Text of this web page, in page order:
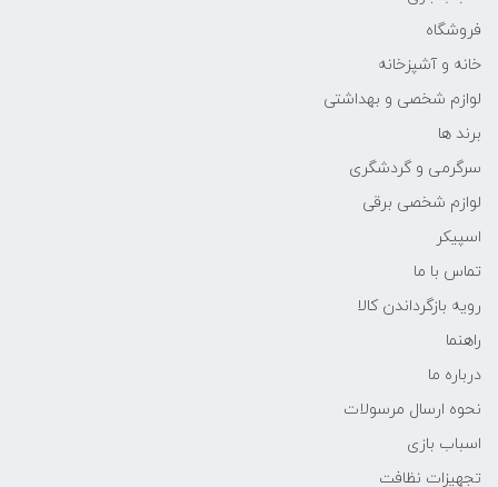
فروشگاه
خانه و آشپزخانه
لوازم شخصی و بهداشتی
برند ها
سرگرمی و گردشگری
لوازم شخصی برقی
اسپیکر
تماس با ما
رویه بازگرداندن کالا
راهنما
درباره ما
نحوه ارسال مرسولات
اسباب بازی
تجهیزات نظافت